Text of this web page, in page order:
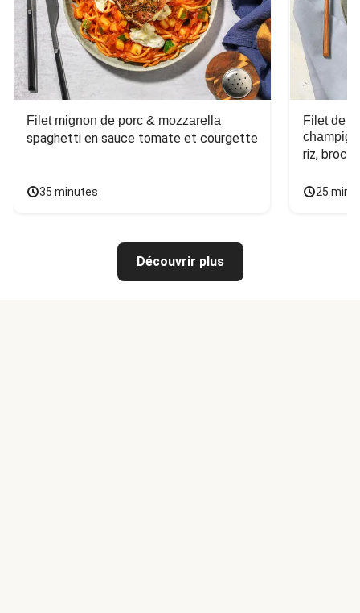
Filet mignon de porc & mozzarella
spaghetti en sauce tomate et courgette
35 minutes
Filet de
riz,
25
Découvrir plus